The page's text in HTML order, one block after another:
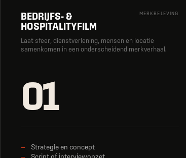
BEDRIJFS- &
HOSPITALITYFILM
MERKBELEVING
Laat sfeer, dienstverlening, mensen en locatie
samenkomen in een onderscheidend merkverhaal.
01
Strategie en concept
Script of interviewopzet